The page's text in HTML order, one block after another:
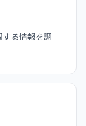
する情報を調